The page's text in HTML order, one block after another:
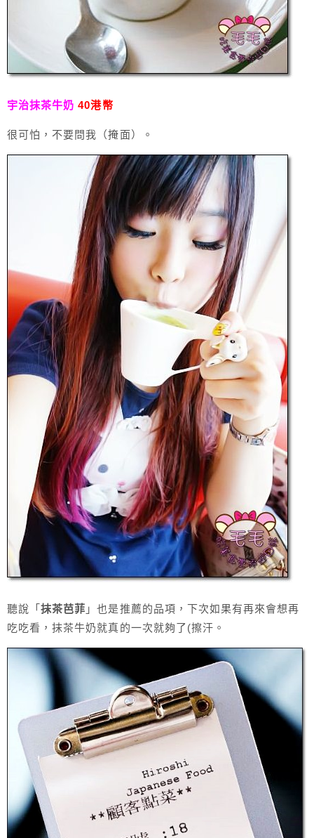
宇治抹茶牛奶 40港幣
很可怕，不要問我（掩面）。
聽說「抹茶芭菲 」也是推薦的品項，下次如果有再來會想再
吃吃看，抹茶牛奶就真的一次就夠了(擦汗。